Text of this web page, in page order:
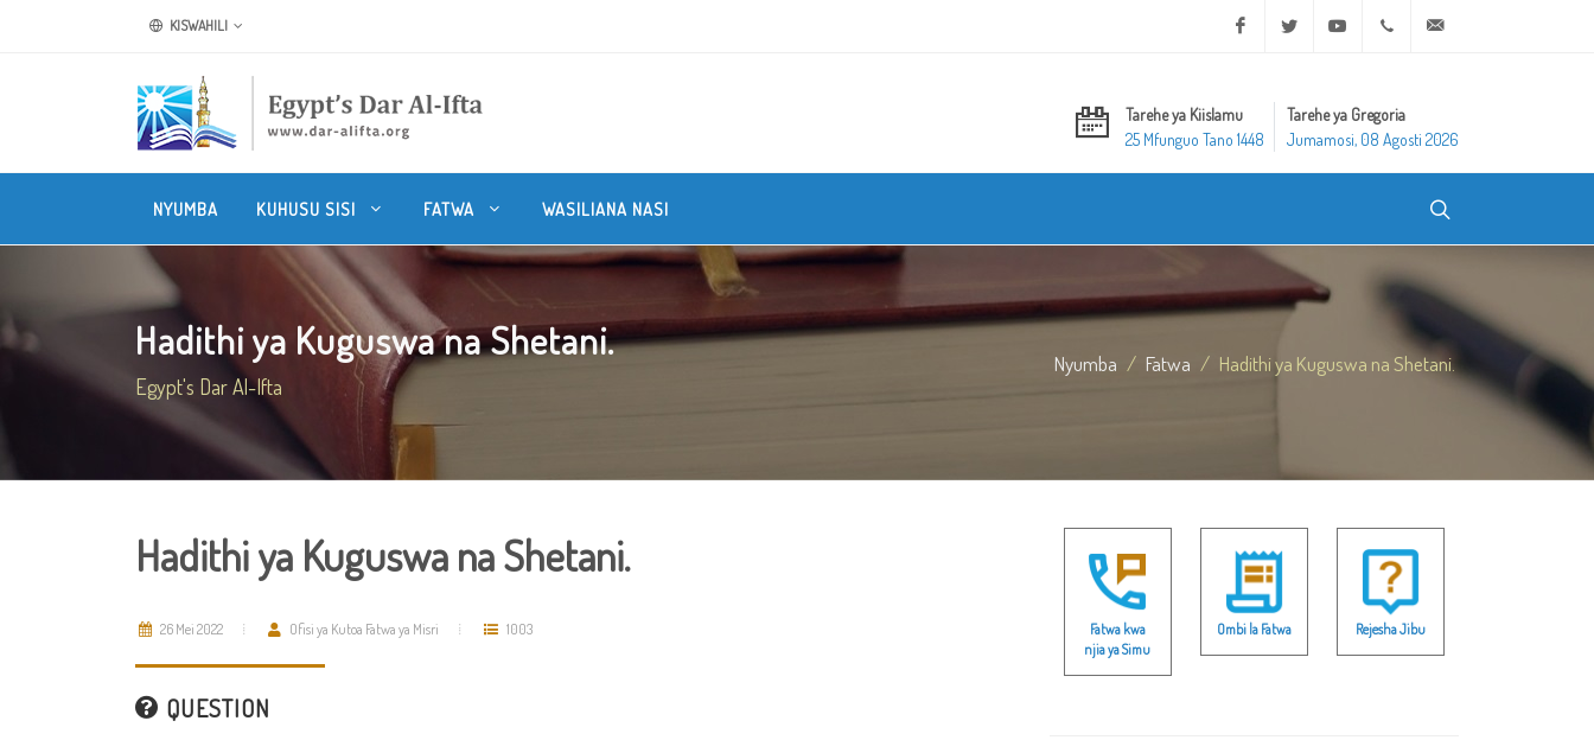
KISWAHILI Facebook Twitter Youtube +20 2 25970400
Tarehe ya Kiislamu
25 Mfunguo Tano 1448
Tarehe ya Gregoria
Jumamosi, 08 Agosti 2026
NYUMBA KUHUSU SISI FATWA WASILIANA NASI
Hadithi ya Kuguswa na Shetani.
Egypt's Dar Al-Ifta
Nyumba Fatwa Hadithi ya Kuguswa na Shetani.
Hadithi ya Kuguswa na Shetani.
26 Mei 2022 Ofisi ya Kutoa Fatwa ya Misri 1003
QUESTION
Fatwa kwa
njia ya Simu
Ombi la Fatwa Rejesha Jibu